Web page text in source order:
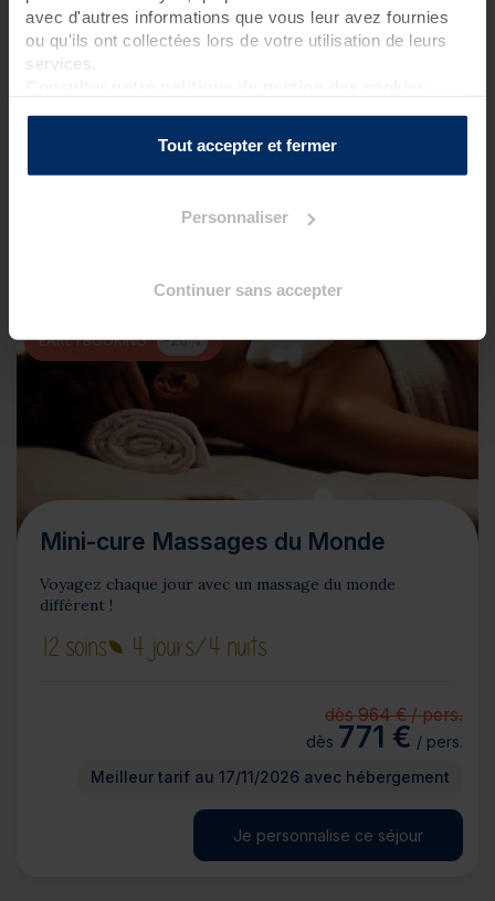
avec d'autres informations que vous leur avez fournies
ou qu'ils ont collectées lors de votre utilisation de leurs
services.
Tout accepter et fermer
Personnaliser
Continuer sans accepter
Meilleur tarif au 17/11/2026 avec hébergement
Je personnalise ce séjour
JE SOUHAITE VOYAGER LES YEUX FERMÉS !
EARLYBOOKING -20%
Mini-cure Massages du Monde
Voyagez chaque jour avec un massage du monde
différent !
12 soins 4 jours/4 nuits
dès 964 € / pers.
dès 771 € / pers.
Meilleur tarif au 17/11/2026 avec hébergement
Je personnalise ce séjour